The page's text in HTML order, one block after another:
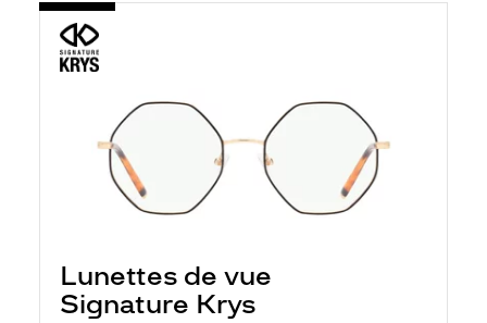
Lunettes de vue
Signature Krys